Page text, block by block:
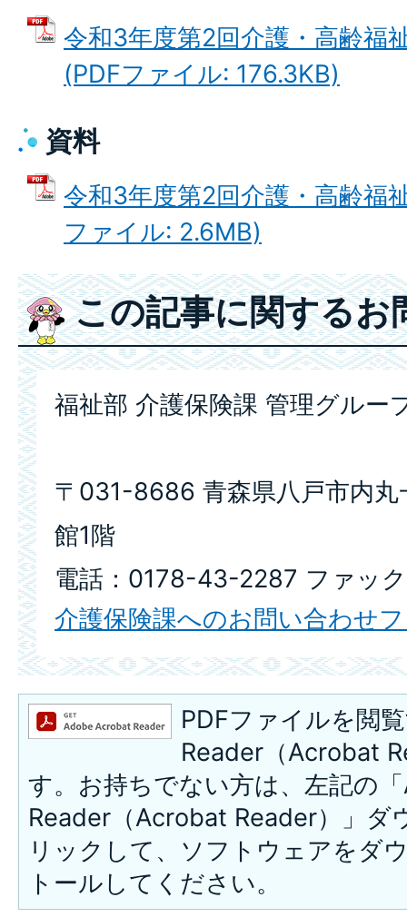
令和3年度第2回介護・高齢福
(PDFファイル: 176.3KB)
資料
令和3年度第2回介護・高齢福
ファイル: 2.6MB)
この記事に関するお
福祉部 介護保険課 管理グルー
〒031-8686 青森県八戸市内丸
館1階
電話：0178-43-2287 ファッ
介護保険課へのお問い合わせ
PDFファイルを閲
Reader（Acrobat
す。お持ちでない方は、左記の
Reader（Acrobat Reader）」ダ
リックして、ソフトウェアをダ
トールしてください。